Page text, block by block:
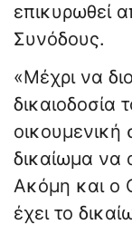
επικυρωθεί
Συνόδους.
«Μέχρι να
δικαιοδοσία
οικουμενική
δικαίωμα να
Ακόμη και ο
έχει το